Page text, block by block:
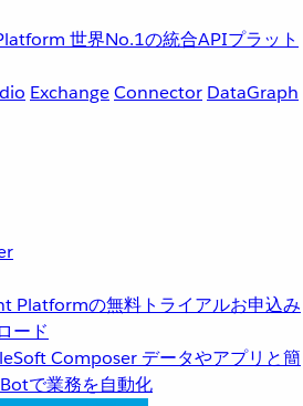
世界No.1の統合APIプラット
ExchangeConnector DataGraph
Platformの無料トライアルお申込み
ード
Composer データやアプリと簡
Botで業務を自動化